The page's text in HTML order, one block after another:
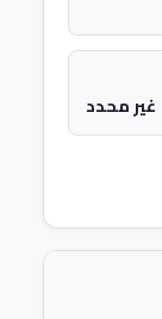
غير محدد